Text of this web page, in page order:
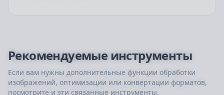
Рекомендуемые инструменты
Если вам нужны дополнительные функции обработки
изображений, оптимизации или конвертации форматов,
посмотрите и эти связанные инструменты.